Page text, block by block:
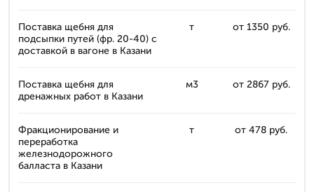
Поставка щебня для
подсыпки путей (фр. 20-40) с
доставкой в вагоне в Казани
т от 1350 руб.
Поставка щебня для
дренажных работ в Казани
м3 от 2867 руб.
Фракционирование и
переработка
железнодорожного
балласта в Казани
т от 478 руб.